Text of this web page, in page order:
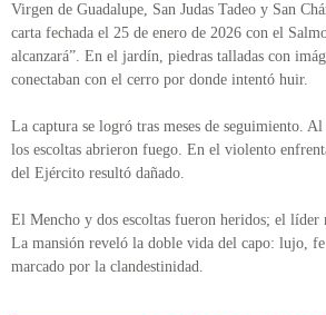
Virgen de Guadalupe, San Judas Tadeo y San
carta fechada el 25 de enero de 2026 con el
alcanzará”. En el jardín, piedras talladas con
conectaban con el cerro por donde intentó huir.
La captura se logró tras meses de seguimiento.
los escoltas abrieron fuego. En el violento
del Ejército resultó dañado.
El Mencho y dos escoltas fueron heridos; el
La mansión reveló la doble vida del capo: lujo,
marcado por la clandestinidad.